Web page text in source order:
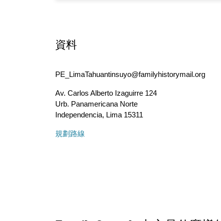
資料
PE_LimaTahuantinsuyo@familyhistorymail.org
Av. Carlos Alberto Izaguirre 124
Urb. Panamericana Norte
Independencia, Lima 15311
規劃路線